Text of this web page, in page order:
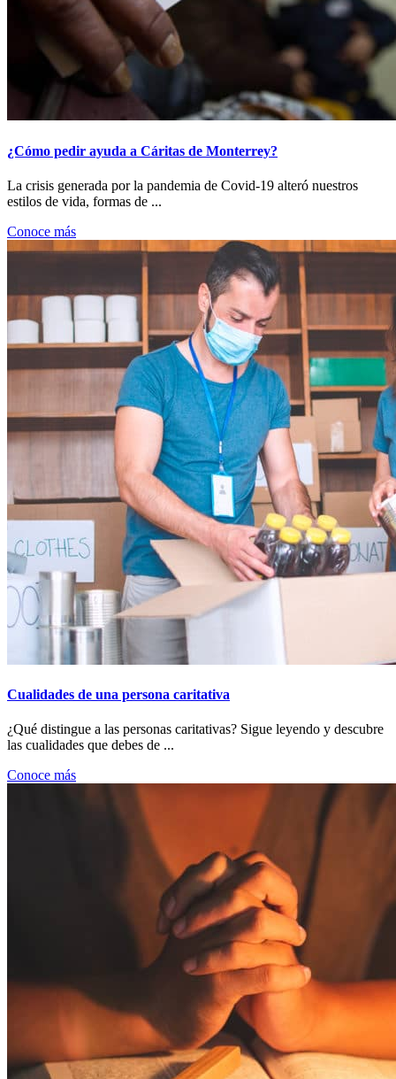
¿Cómo pedir ayuda a Cáritas de Monterrey?
La crisis generada por la pandemia de Covid-19 alteró nuestros
estilos de vida, formas de ...
Conoce más
Cualidades de una persona caritativa
¿Qué distingue a las personas caritativas? Sigue leyendo y descubre
las cualidades que debes de ...
Conoce más